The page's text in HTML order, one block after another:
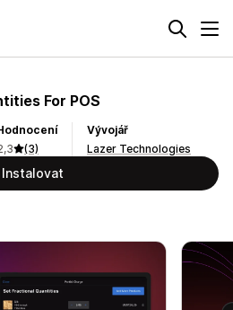
For POS
(3)
Vývojář
Lazer Technologies
Instalovat